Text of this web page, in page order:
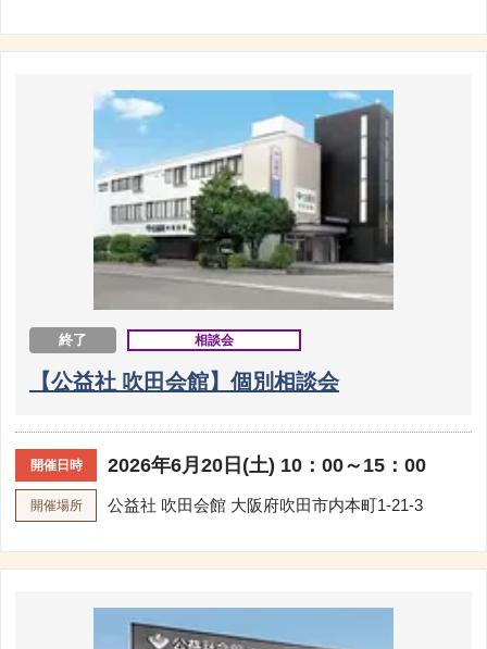
終了 相談会
【公益社 吹田会館】個別相談会
開催日時 2026年6月20日(土) 10：00～15：00
開催場所 公益社 吹田会館 大阪府吹田市内本町1-21-3